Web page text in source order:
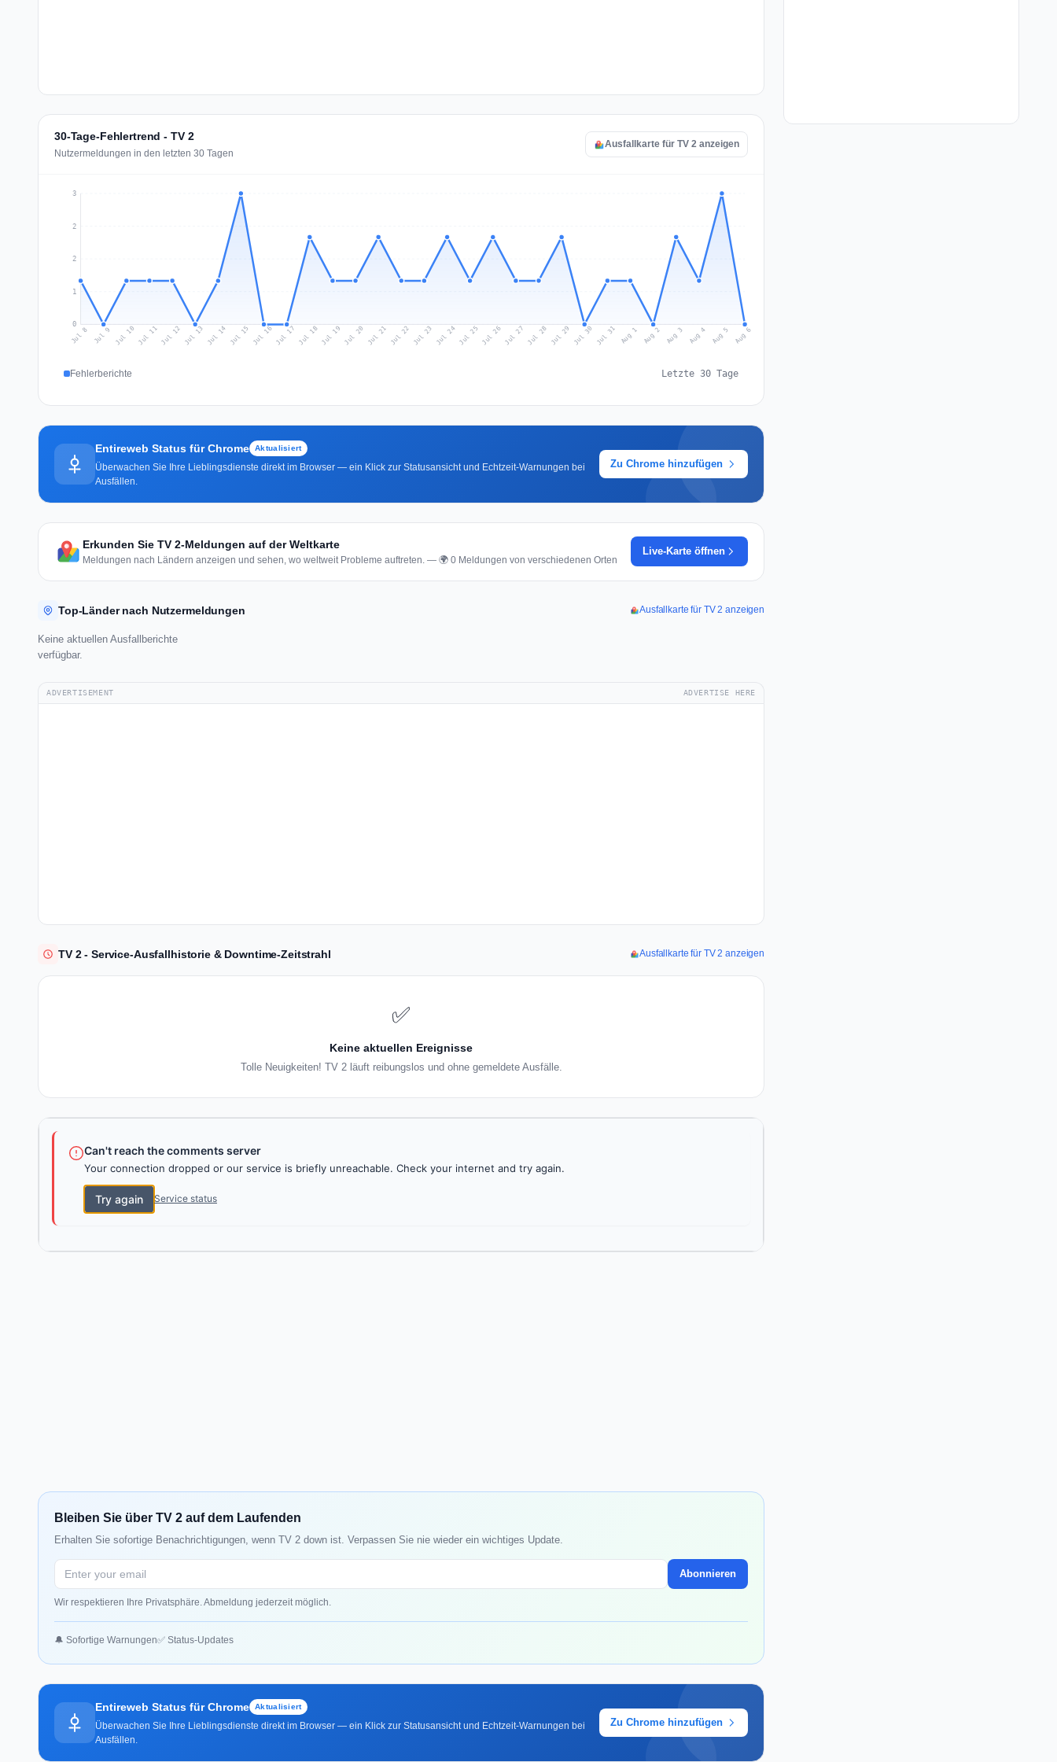
30-Tage-Fehlertrend - TV 2
Nutzermeldungen in den letzten 30 Tagen
Ausfallkarte für TV 2 anzeigen
0
1
2
2
3
Jul 8 Jul 9 Jul 10 Jul 11Jul 12 Jul 13 Jul 14 Jul 15 Jul 16Jul 17 Jul 18Jul 19 Jul 20 Jul 21 Jul 22 Jul 23 Jul 24Jul 25 Jul 26Jul 27 Jul 28 Jul 29 Jul 30 Jul 31 Aug 1 Aug 2 Aug 3 Aug 4 Aug 5 Aug 6
Fehlerberichte Letzte 30 Tage
Entireweb Status für Chrome Aktualisiert
Überwachen Sie Ihre Lieblingsdienste direkt im Browser — ein Klick zur Statusansicht und Echtzeit-Warnungen bei
Ausfällen.
Zu Chrome hinzufügen
Erkunden Sie TV 2-Meldungen auf der Weltkarte
Meldungen nach Ländern anzeigen und sehen, wo weltweit Probleme auftreten. — 🌍 0 Meldungen von verschiedenen Orten
Live-Karte öffnen
Top-Länder nach Nutzermeldungen Ausfallkarte für TV 2 anzeigen
Keine aktuellen Ausfallberichte
verfügbar.
ADVERTISEMENT ADVERTISE HERE
TV 2 - Service-Ausfallhistorie & Downtime-Zeitstrahl Ausfallkarte für TV 2 anzeigen
✅
Keine aktuellen Ereignisse
Tolle Neuigkeiten! TV 2 läuft reibungslos und ohne gemeldete Ausfälle.
Can't reach the comments server
Your connection dropped or our service is briefly unreachable. Check your internet and try again.
Try again Service status
Bleiben Sie über TV 2 auf dem Laufenden
Erhalten Sie sofortige Benachrichtigungen, wenn TV 2 down ist. Verpassen Sie nie wieder ein wichtiges Update.
Abonnieren
Wir respektieren Ihre Privatsphäre. Abmeldung jederzeit möglich.
🔔 Sofortige Warnungen✅ Status-Updates
Entireweb Status für Chrome Aktualisiert
Überwachen Sie Ihre Lieblingsdienste direkt im Browser — ein Klick zur Statusansicht und Echtzeit-Warnungen bei
Ausfällen.
Zu Chrome hinzufügen